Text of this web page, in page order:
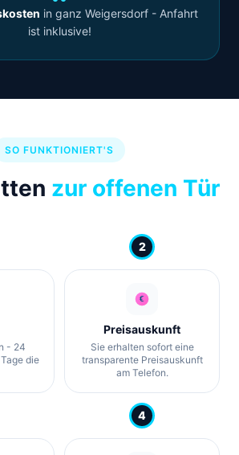
in ganz Weigersdorf - Anfahrt
ist inklusive!
SO FUNKTIONIERT'S
zur offenen Tür
- 24
die
2
Preisauskunft
Sie erhalten sofort eine
transparente Preisauskunft
am Telefon.
4